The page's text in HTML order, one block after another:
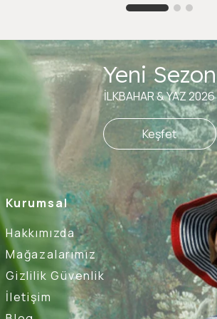
Kurumsal
Hakkımızda
Mağazalarımız
Gizlilik Güvenlik
İletişim
Yeni Sezon
İLKBAHAR & YAZ 2026
Keşfet